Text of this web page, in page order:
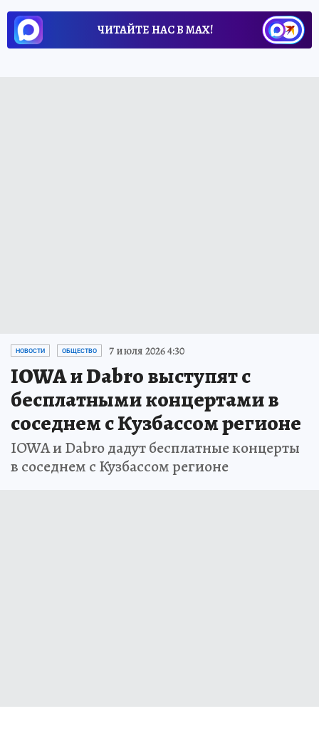
ЧИТАЙТЕ НАС В МАХ!
НОВОСТИ ОБЩЕСТВО 7 июля 2026 4:30
IOWA и Dabro выступят с
бесплатными концертами в
соседнем с Кузбассом регионе
IOWA и Dabro дадут бесплатные концерты
в соседнем с Кузбассом регионе